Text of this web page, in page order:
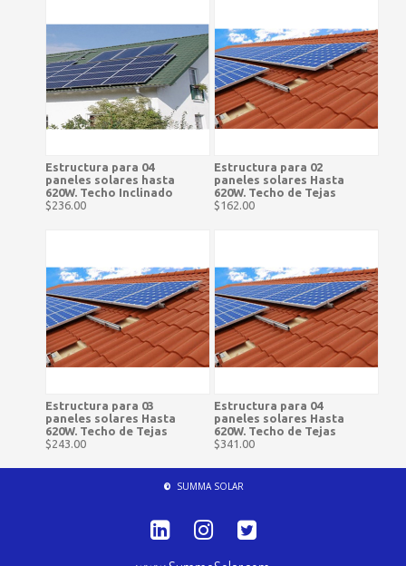
Estructura para 04
paneles solares hasta
620W. Techo Inclinado
$236.00
Estructura para 02
paneles solares Hasta
620W. Techo de Tejas
$162.00
Estructura para 03
paneles solares Hasta
620W. Techo de Tejas
$243.00
Estructura para 04
paneles solares Hasta
620W. Techo de Tejas
$341.00
© SUMMA SOLAR
  